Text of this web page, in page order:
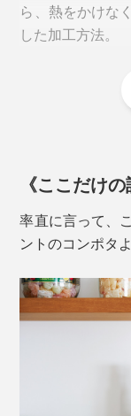
レストランのき
よりは、農園の
旨みをプラスし
黒糖特有の風味
ら、熱をかけな
した加工方法。
本品は、煮込
《ここだけ
率直に言って、
ントのコンポタ